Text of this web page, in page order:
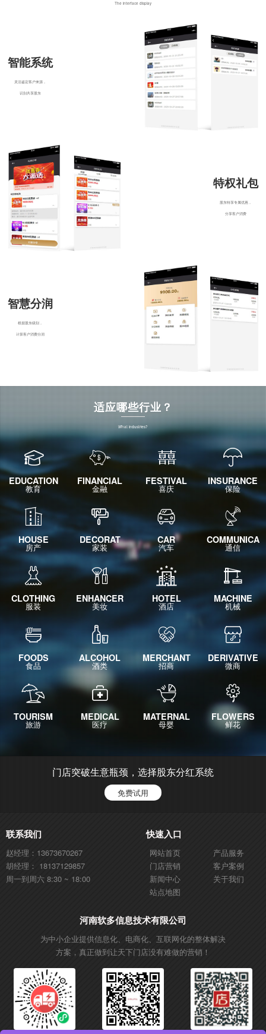
The interface display
智能系统
灵活鉴定客户来源，
识别共享股东
特权礼包
股东特享专属优惠，
分享客户消费
智慧分润
根据股东级别，
计算客户消费分润
适应哪些行业？
What industries?
EDUCATION
教育
FINANCIAL
金融
FESTIVAL
喜庆
INSURANCE
保险
HOUSE
房产
DECORAT
家装
CAR
汽车
COMMUNICA
通信
CLOTHING
服装
ENHANCER
美妆
HOTEL
酒店
MACHINE
机械
FOODS
食品
ALCOHOL
酒类
MERCHANT
招商
DERIVATIVE
微商
TOURISM
旅游
MEDICAL
医疗
MATERNAL
母婴
FLOWERS
鲜花
门店突破生意瓶颈，选择股东分红系统
免费试用
联系我们
赵经理：13673670267
胡经理： 18137129857
周一到周六 8:30 ~ 18:00
快速入口
网站首页
产品服务
门店营销
客户案例
新闻中心
关于我们
站点地图
河南软多信息技术有限公司
为中小企业提供信息化、电商化、互联网化的整体解决
方案，真正做到让天下门店没有难做的营销！